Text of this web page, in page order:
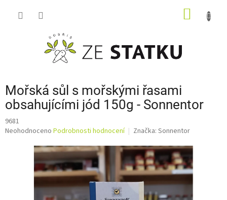
Mořská sůl s mořskými řasami
obsahujícími jód 150g - Sonnentor
9681
Průměrné
Neohodnoceno Podrobnosti hodnocení Značka: Sonnentor